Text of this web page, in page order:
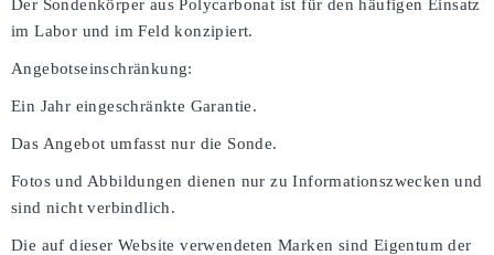
Der Sondenkörper aus Polycarbonat ist für den häufigen Einsatz
im Labor und im Feld konzipiert.
Angebotseinschränkung:
Ein Jahr eingeschränkte Garantie.
Das Angebot umfasst nur die Sonde.
Fotos und Abbildungen dienen nur zu Informationszwecken und
sind nicht verbindlich.
Die auf dieser Website verwendeten Marken sind Eigentum der